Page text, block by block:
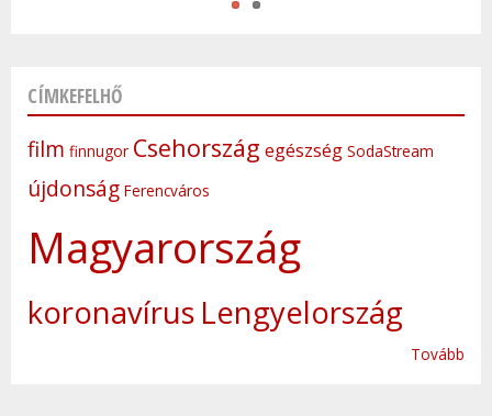
CÍMKEFELHŐ
film finnugor Csehország egészség SodaStream
újdonság Ferencváros
Magyarország
koronavírus Lengyelország
Tovább